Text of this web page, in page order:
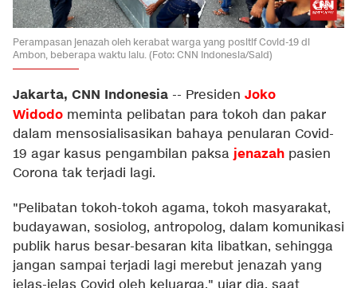
Perampasan jenazah oleh kerabat warga yang positif Covid-19 di
Ambon, beberapa waktu lalu. (Foto: CNN Indonesia/Said)
Jakarta, CNN Indonesia -- Presiden Joko
Widodo meminta pelibatan para tokoh dan pakar
dalam mensosialisasikan bahaya penularan Covid-
19 agar kasus pengambilan paksa jenazah pasien
Corona tak terjadi lagi.
"Pelibatan tokoh-tokoh agama, tokoh masyarakat,
budayawan, sosiolog, antropolog, dalam komunikasi
publik harus besar-besaran kita libatkan, sehingga
jangan sampai terjadi lagi merebut jenazah yang